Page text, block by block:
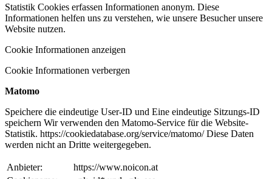
Statistik Cookies erfassen Informationen anonym. Diese
Informationen helfen uns zu verstehen, wie unsere Besucher unsere
Website nutzen.
Cookie Informationen anzeigen
Cookie Informationen verbergen
Matomo
Speichere die eindeutige User-ID und Eine eindeutige Sitzungs-ID
speichern Wir verwenden den Matomo-Service für die Website-
Statistik. https://cookiedatabase.org/service/matomo/ Diese Daten
werden nicht an Dritte weitergegeben.
Anbieter:
https://www.noicon.at